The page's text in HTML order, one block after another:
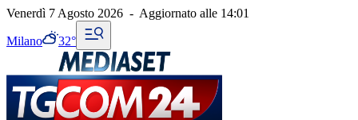
Venerdì 7 Agosto 2026 - Aggiornato alle 14:01
Milano 32°